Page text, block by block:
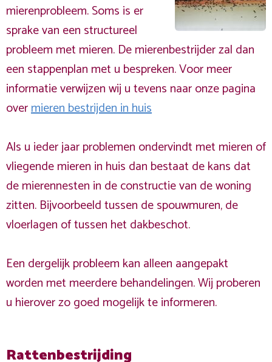
mierenprobleem. Soms is er
sprake van een structureel
probleem met mieren. De mierenbestrijder zal dan
een stappenplan met u bespreken. Voor meer
informatie verwijzen wij u tevens naar onze pagina
overmieren bestrijden in huis
Als u ieder jaar problemen ondervindt met mieren of
vliegende mieren in huis dan bestaat de kans dat
de mierennesten in de constructie van de woning
zitten. Bijvoorbeeld tussen de spouwmuren, de
vloerlagen of tussen het dakbeschot.
Een dergelijk probleem kan alleen aangepakt
worden met meerdere behandelingen. Wij proberen
u hierover zo goed mogelijk te informeren.
Rattenbestrijding